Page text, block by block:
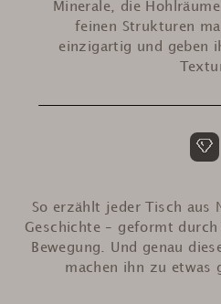
Minerale, die
feinen Strukturen
einzigartig und geben
So erzählt jeder Tisch aus
Geschichte – geformt
Bewegung. Und genau
machen ihn zu etwas